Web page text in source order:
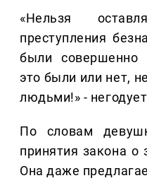
«Нельзя
преступления
были совершенно
это были или нет,
людьми!» -
По словам
принятия закона
Она даже